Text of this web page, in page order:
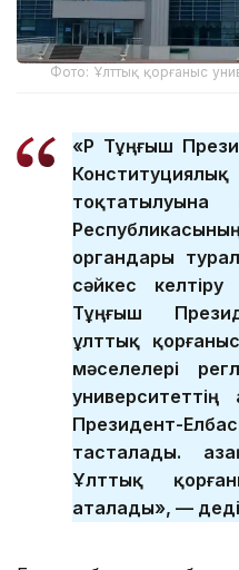
Фото: Ұлттық қорғаныс
«ҚР Тұңғыш
тоқтатылуына
органдары
сәйкес
Тұңғыш
ұлттық
мәселелері
Президент-
тасталады.
Ұлттық
аталады», —